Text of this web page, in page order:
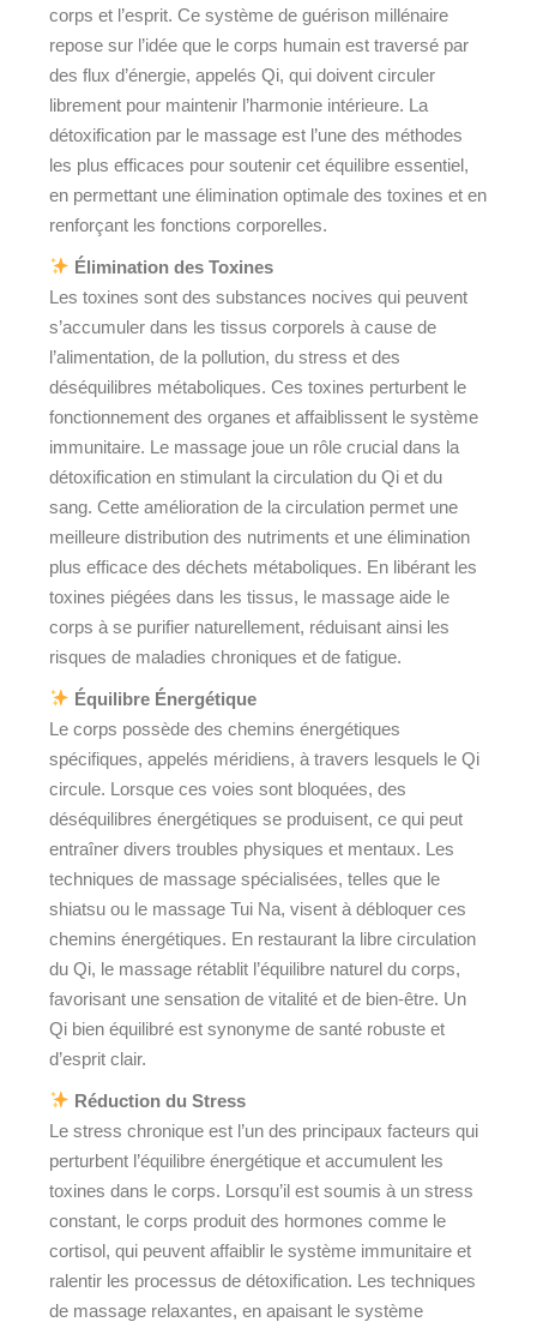
corps et l’esprit. Ce système de guérison millénaire
repose sur l’idée que le corps humain est traversé par
des flux d’énergie, appelés Qi, qui doivent circuler
librement pour maintenir l’harmonie intérieure. La
détoxification par le massage est l’une des méthodes
les plus efficaces pour soutenir cet équilibre essentiel,
en permettant une élimination optimale des toxines et en
renforçant les fonctions corporelles.
Élimination des Toxines
Les toxines sont des substances nocives qui peuvent
s’accumuler dans les tissus corporels à cause de
l’alimentation, de la pollution, du stress et des
déséquilibres métaboliques. Ces toxines perturbent le
fonctionnement des organes et affaiblissent le système
immunitaire. Le massage joue un rôle crucial dans la
détoxification en stimulant la circulation du Qi et du
sang. Cette amélioration de la circulation permet une
meilleure distribution des nutriments et une élimination
plus efficace des déchets métaboliques. En libérant les
toxines piégées dans les tissus, le massage aide le
corps à se purifier naturellement, réduisant ainsi les
risques de maladies chroniques et de fatigue.
Équilibre Énergétique
Le corps possède des chemins énergétiques
spécifiques, appelés méridiens, à travers lesquels le Qi
circule. Lorsque ces voies sont bloquées, des
déséquilibres énergétiques se produisent, ce qui peut
entraîner divers troubles physiques et mentaux. Les
techniques de massage spécialisées, telles que le
shiatsu ou le massage Tui Na, visent à débloquer ces
chemins énergétiques. En restaurant la libre circulation
du Qi, le massage rétablit l’équilibre naturel du corps,
favorisant une sensation de vitalité et de bien-être. Un
Qi bien équilibré est synonyme de santé robuste et
d’esprit clair.
Réduction du Stress
Le stress chronique est l’un des principaux facteurs qui
perturbent l’équilibre énergétique et accumulent les
toxines dans le corps. Lorsqu’il est soumis à un stress
constant, le corps produit des hormones comme le
cortisol, qui peuvent affaiblir le système immunitaire et
ralentir les processus de détoxification. Les techniques
de massage relaxantes, en apaisant le système